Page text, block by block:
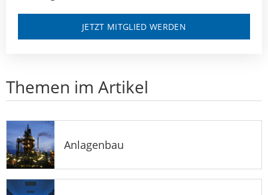
JETZT MITGLIED WERDEN
Themen im Artikel
Anlagenbau